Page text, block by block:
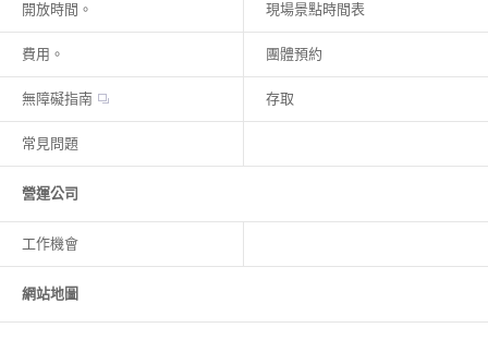
開放時間。 現場景點時間表
費用。 團體預約
無障礙指南 存取
常見問題
營運公司
工作機會
網站地圖